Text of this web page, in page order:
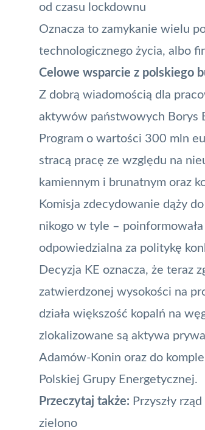
od czasu lockdownu
Oznacza to zamykanie wielu
technologicznego życia, albo
Celowe wsparcie z polskiego
Z dobrą wiadomością dla
aktywów państwowych Borys
Program o wartości 300 mln
stracą pracę ze względu na
kamiennym i brunatnym oraz
Komisja zdecydowanie dąży
nikogo w tyle –
odpowiedzialna za politykę
Decyzja KE oznacza, że teraz
zatwierdzonej wysokości na
działa większość kopalń na
zlokalizowane są aktywa
Adamów-Konin oraz do
Polskiej Grupy Energetycznej.
Przeczytaj także: Przyszły
zielono